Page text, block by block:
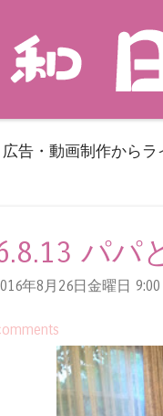
告・動画制作からラ
パパ
年8月26日金曜日 9:00